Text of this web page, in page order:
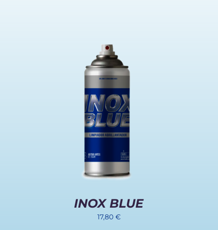
INOX BLUE
17,80 €